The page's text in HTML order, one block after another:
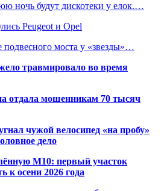
ночь будут дискотеки у елок.…
Peugeot и Opel
подвесного моста у «звезды»…
травмировало во время
отдала мошенникам 70 тысяч
чужой велосипед «на пробу»
дело
М10: первый участок
к осени 2026 года